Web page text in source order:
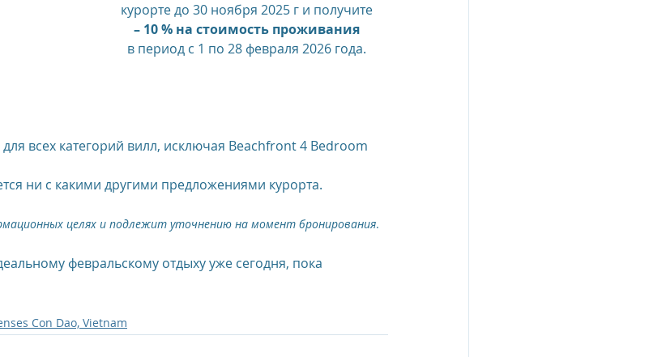
Oberoi Hotels & Resorts
The Oberoi Sahl Hasheesh, Egypt The Oberoi Zahra, Egypt
курорте до 30 ноября 2025 г и получите
– 10 % на стоимость проживания
в период с 1 по 28 февраля 2026 года.
всех категорий вилл, исключая Beachfront 4 Bedroom
ни с какими другими предложениями курорта.
целях и подлежит уточнению на момент бронирования.
февральскому отдыху уже сегодня, пока
Con Dao, Vietnam